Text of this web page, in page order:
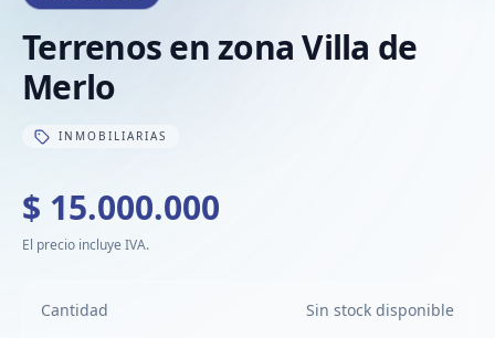
Terrenos en zona Villa de
Merlo
INMOBILIARIAS
$ 15.000.000
El precio incluye IVA.
Cantidad Sin stock disponible